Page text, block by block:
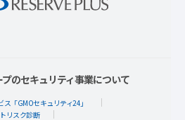
のセキュリティ事業について
「GMOセキュリティ24」
リスク診断